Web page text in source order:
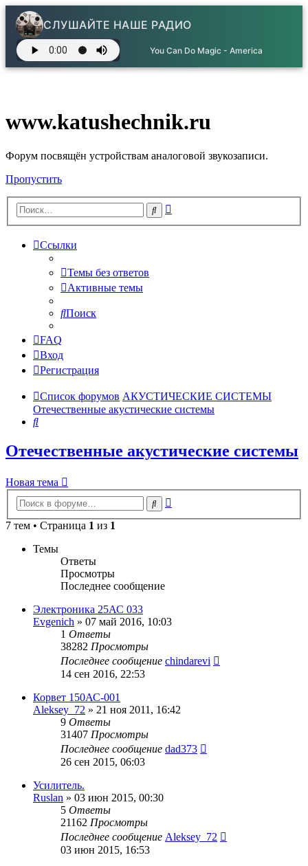
СЛУШАЙТЕ НАШЕ РАДИО
You Can Do Magic - America
www.katushechnik.ru
Форум посвящён устройствам аналоговой звукозаписи.
Пропустить
Поиск
Ссылки
Темы без ответов
Активные темы
Поиск
FAQ
Вход
Регистрация
Список форумов АКУСТИЧЕСКИЕ СИСТЕМЫ
Отечественные акустические системы
Поиск
Отечественные акустические системы
Новая тема
Поиск
7 тем • Страница 1 из 1
Темы
Ответы
Просмотры
Последнее сообщение
Электроника 25АС 033
Evgenich » 07 май 2016, 10:03
1 Ответы
38282 Просмотры
Последнее сообщение chindarevi
14 сен 2016, 22:53
Корвет 150АС-001
Aleksey_72 » 21 ноя 2011, 16:42
9 Ответы
31407 Просмотры
Последнее сообщение dad373
26 сен 2015, 06:03
Усилитель.
Ruslan » 03 июн 2015, 00:30
5 Ответы
21162 Просмотры
Последнее сообщение Aleksey_72
03 июн 2015, 16:53